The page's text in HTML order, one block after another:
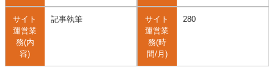
サイト
運営業
務(内
容)
記事執筆
サイト
運営業
務(時
間/月)
280